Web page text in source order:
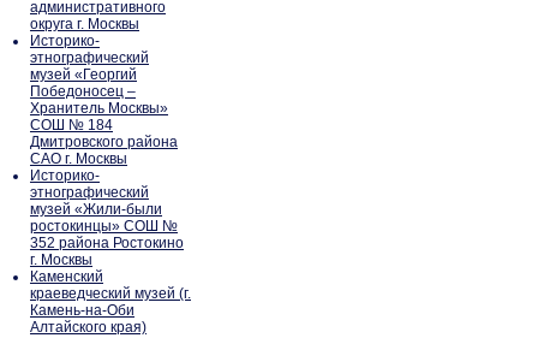
административного
округа г. Москвы
Историко-
этнографический
музей «Георгий
Победоносец –
Хранитель Москвы»
СОШ № 184
Дмитровского района
САО г. Москвы
Историко-
этнографический
музей «Жили-были
ростокинцы» СОШ №
352 района Ростокино
г. Москвы
Каменский
краеведческий музей (г.
Камень-на-Оби
Алтайского края)